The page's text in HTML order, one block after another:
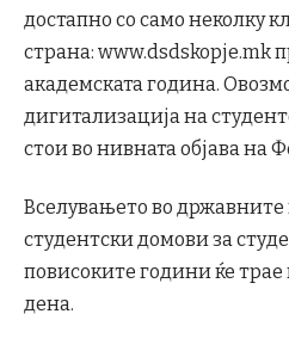
достапно со само неколку
страна: www.dsdskopje.mk
академската година.
дигитализација на
стои во нивната објава на
Вселувањето во
студентски домови за
повисоките години ќе
дена.